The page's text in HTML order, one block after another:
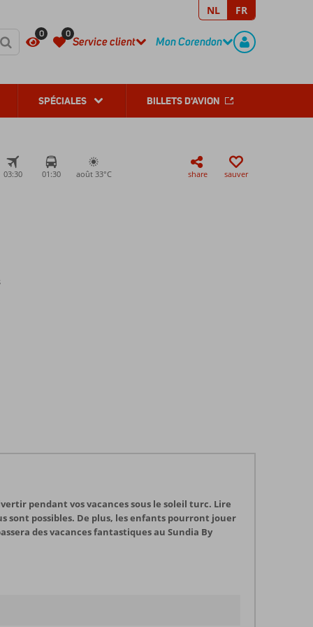
0 0
Service client
CONTACT
Mon Corendon
REGISTERNL FR
SPÉCIALES BILLETS D'AVION
03:30 01:30 août 33°C share sauver
pendant vos vacances sous le soleil turc. Lire
sont possibles. De plus, les enfants pourront jouer
des vacances fantastiques au Sundia By